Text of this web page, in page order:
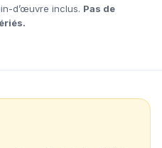
d’œuvre inclus. Pas de